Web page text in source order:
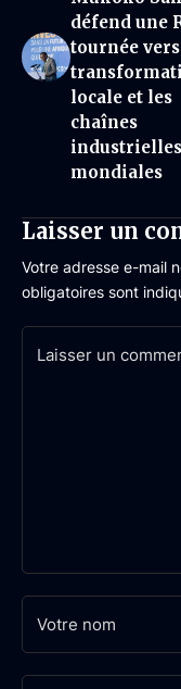
défend une
tournée
locale et les
chaînes
industrielles
mondiales
Laisser un
Votre adresse e-mail
obligatoires sont